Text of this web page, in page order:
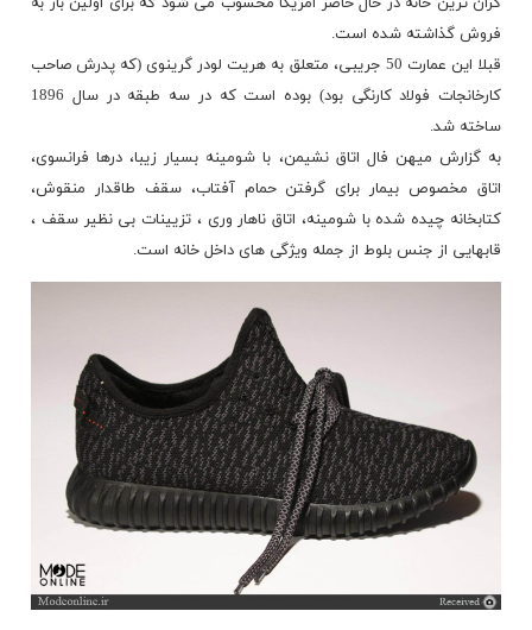
فروش گذاشته شده است.
قبلا این عمارت 50 جریبی، متعلق به هریت لودر گرینوی (که پدرش صاحب
کارخانجات فولاد کارنگی بود) بوده است که در سه طبقه در سال 1896
ساخته شد.
به گزارش میهن فال اتاق نشیمن، با شومینه بسیار زیبا، درها فرانسوی،
اتاق مخصوص بیمار برای گرفتن حمام آفتاب، سقف طاقدار منقوش،
کتابخانه چیده شده با شومینه، اتاق ناهار وری ، تزیینات بی نظیر سقف ،
قابهایی از جنس بلوط از جمله ویژگی های داخل خانه است.